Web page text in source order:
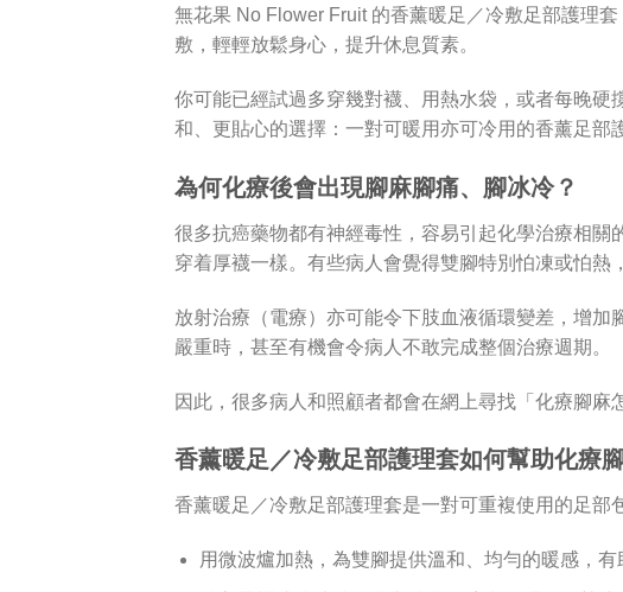
無花果 No Flower Fruit 的香薰暖足／冷敷足部護理
敷，輕輕放鬆身心，提升休息質素。
你可能已經試過多穿幾對襪、用熱水袋，或者每晚
和、更貼心的選擇：一對可暖用亦可冷用的香薰足部
為何化療後會出現腳麻腳痛、腳冰冷？
很多抗癌藥物都有神經毒性，容易引起化學治療相關
穿着厚襪一樣。有些病人會覺得雙腳特別怕凍或怕熱
放射治療（電療）亦可能令下肢血液循環變差，增加
嚴重時，甚至有機會令病人不敢完成整個治療週期。
因此，很多病人和照顧者都會在網上尋找「化療腳麻
香薰暖足／冷敷足部護理套如何幫助化療
香薰暖足／冷敷足部護理套是一對可重複使用的足部
用微波爐加熱，為雙腳提供溫和、均勻的暖感，有